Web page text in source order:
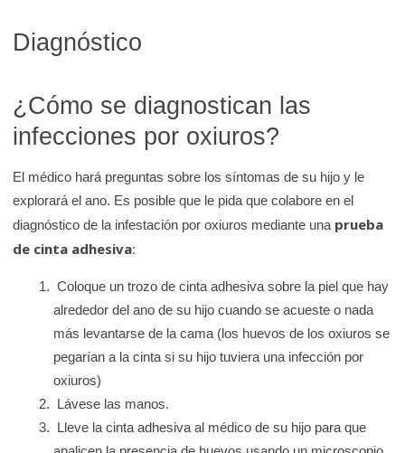
Diagnóstico
¿Cómo se diagnostican las
infecciones por oxiuros?
El médico hará preguntas sobre los síntomas de su hijo y le
explorará el ano. Es posible que le pida que colabore en el
diagnóstico de la infestación por oxiuros mediante una prueba
de cinta adhesiva:
Coloque un trozo de cinta adhesiva sobre la piel que hay
alrededor del ano de su hijo cuando se acueste o nada
más levantarse de la cama (los huevos de los oxiuros se
pegarían a la cinta si su hijo tuviera una infección por
oxiuros)
Lávese las manos.
Lleve la cinta adhesiva al médico de su hijo para que